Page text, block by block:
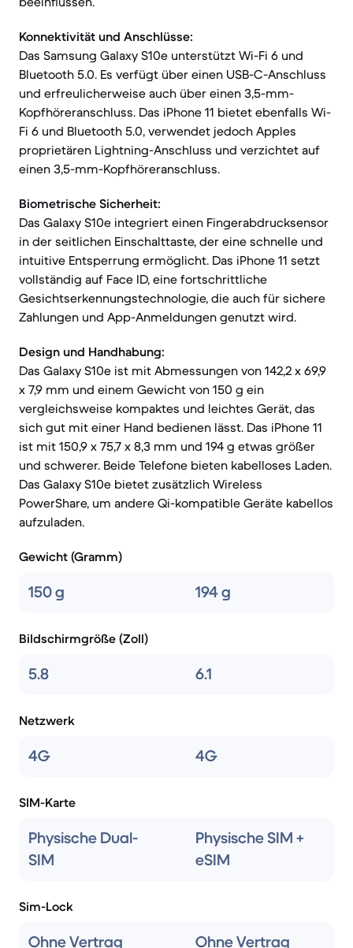
Konnektivität und Anschlüsse:
Das Samsung Galaxy S10e unterstützt Wi-Fi 6 und
Bluetooth 5.0. Es verfügt über einen USB-C-Anschluss
und erfreulicherweise auch über einen 3,5-mm-
Kopfhöreranschluss. Das iPhone 11 bietet ebenfalls Wi-
Fi 6 und Bluetooth 5.0, verwendet jedoch Apples
proprietären Lightning-Anschluss und verzichtet auf
einen 3,5-mm-Kopfhöreranschluss.
Biometrische Sicherheit:
Das Galaxy S10e integriert einen Fingerabdrucksensor
in der seitlichen Einschalttaste, der eine schnelle und
intuitive Entsperrung ermöglicht. Das iPhone 11 setzt
vollständig auf Face ID, eine fortschrittliche
Gesichtserkennungstechnologie, die auch für sichere
Zahlungen und App-Anmeldungen genutzt wird.
Design und Handhabung:
Das Galaxy S10e ist mit Abmessungen von 142,2 x 69,9
x 7,9 mm und einem Gewicht von 150 g ein
vergleichsweise kompaktes und leichtes Gerät, das
sich gut mit einer Hand bedienen lässt. Das iPhone 11
ist mit 150,9 x 75,7 x 8,3 mm und 194 g etwas größer
und schwerer. Beide Telefone bieten kabelloses Laden.
Das Galaxy S10e bietet zusätzlich Wireless
PowerShare, um andere Qi-kompatible Geräte kabellos
aufzuladen.
Gewicht (Gramm)
150 g 194 g
Bildschirmgröße (Zoll)
5.8 6.1
Netzwerk
4G 4G
SIM-Karte
Physische Dual-
SIM
Physische SIM +
eSIM
Sim-Lock
Ohne Vertrag Ohne Vertrag